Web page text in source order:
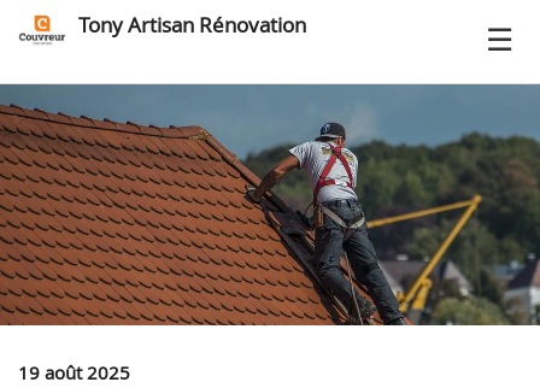
Tony Artisan Rénovation
19 août 2025